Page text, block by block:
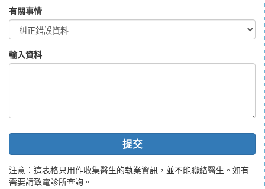
有關事情
輸入資料
提交
注意：這表格只用作收集醫生的執業資訊，並不能聯絡醫生。如有
需要請致電診所查詢。